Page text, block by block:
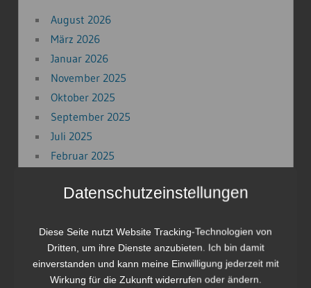
August 2026
März 2026
Januar 2026
November 2025
Oktober 2025
September 2025
Juli 2025
Februar 2025
Dezember 2024
September 2024
Juni 2024
Datenschutzeinstellungen
Diese Seite nutzt Website Tracking-Technologien von
Dritten, um ihre Dienste anzubieten. Ich bin damit
einverstanden und kann meine Einwilligung jederzeit mit
Wirkung für die Zukunft widerrufen oder ändern.